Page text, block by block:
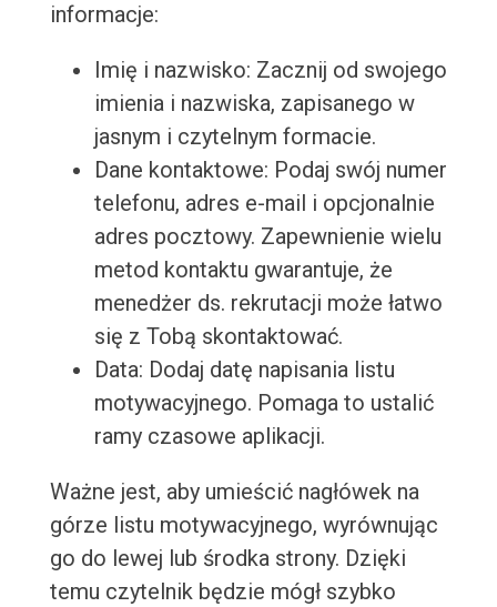
informacje:
Imię i nazwisko: Zacznij od swojego
imienia i nazwiska, zapisanego w
jasnym i czytelnym formacie.
Dane kontaktowe: Podaj swój numer
telefonu, adres e-mail i opcjonalnie
adres pocztowy. Zapewnienie wielu
metod kontaktu gwarantuje, że
menedżer ds. rekrutacji może łatwo
się z Tobą skontaktować.
Data: Dodaj datę napisania listu
motywacyjnego. Pomaga to ustalić
ramy czasowe aplikacji.
Ważne jest, aby umieścić nagłówek na
górze listu motywacyjnego, wyrównując
go do lewej lub środka strony. Dzięki
temu czytelnik będzie mógł szybko